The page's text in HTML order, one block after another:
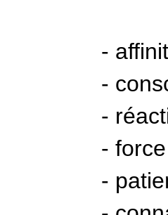
- affinité
-
-
- force
-